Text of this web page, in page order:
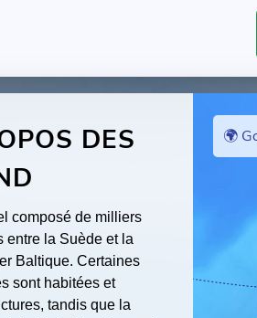
DES
composé de milliers
entre la Suède et la
Baltique. Certaines
sont habitées et
tandis que la
🌍